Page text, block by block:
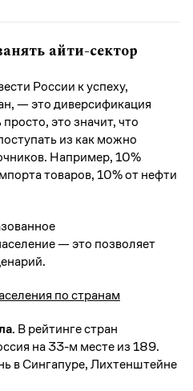
айти-сектор
России к успеху,
— это диверсификация
это значит, что
из как можно
Например, 10%
товаров, 10% от нефти
— это позволяет
по странам
В рейтинге стран
на 33-м месте из 189.
в Сингапуре, Лихтенштейне